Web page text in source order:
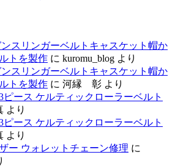
スリンガーベルトキャスケット帽か
トを製作 に kuromu_blog より
スリンガーベルトキャスケット帽か
トを製作 に 河縁 彰 より
ース ケルティックローラーベルト
より
ース ケルティックローラーベルト
より
ー ウォレットチェーン修理 に